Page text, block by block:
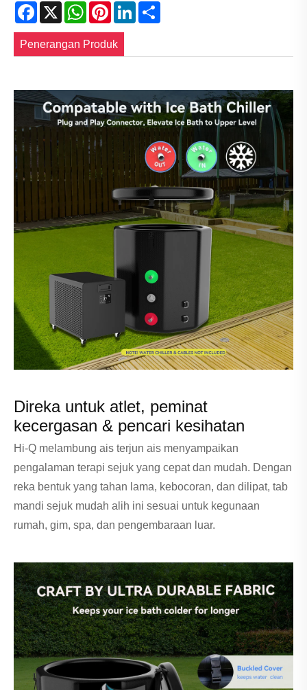
Facebook
X WhatsApp
PinterestLinkedIn
Penerangan Produk
Direka untuk atlet, peminat
kecergasan & pencari kesihatan
Hi-Q melambung ais terjun ais menyampaikan
pengalaman terapi sejuk yang cepat dan mudah. Dengan
reka bentuk yang tahan lama, kebocoran, dan dilipat, tab
mandi sejuk mudah alih ini sesuai untuk kegunaan
rumah, gim, spa, dan pengembaraan luar.